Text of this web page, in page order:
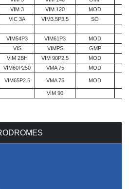
VIM 3 VIM 120
MOD
VIC 3A VIM3.5P3.5
SO
VIM54P3 VIM61P3
MOD
VIS VIMPS
GMP
VIM 2BH VIM 90P2.5
MOD
VIM60P250 VMA 75 MOD
VIM65P2.5 VMA 75 MOD
VIM 90